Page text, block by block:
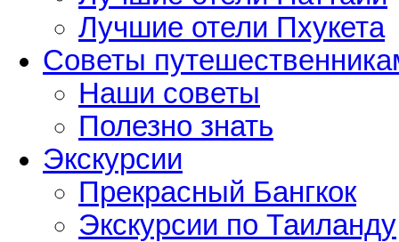
Лучшие отели Пхукета
Советы
Наши советы
Полезно знать
Экскурсии
Прекрасный Бангкок
Экскурсии по Таиланду